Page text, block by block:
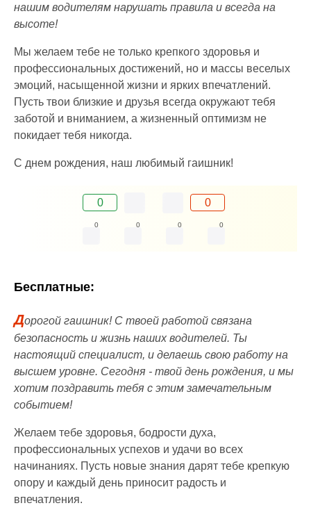
нашим водителям нарушать правила и всегда на
высоте!
Мы желаем тебе не только крепкого здоровья и
профессиональных достижений, но и массы веселых
эмоций, насыщенной жизни и ярких впечатлений.
Пусть твои близкие и друзья всегда окружают тебя
заботой и вниманием, а жизненный оптимизм не
покидает тебя никогда.
С днем рождения, наш любимый гаишник!
0 0
0 0 0 0
Бесплатные:
Дорогой гаишник! С твоей работой связана
безопасность и жизнь наших водителей. Ты
настоящий специалист, и делаешь свою работу на
высшем уровне. Сегодня - твой день рождения, и мы
хотим поздравить тебя с этим замечательным
событием!
Желаем тебе здоровья, бодрости духа,
профессиональных успехов и удачи во всех
начинаниях. Пусть новые знания дарят тебе крепкую
опору и каждый день приносит радость и
впечатления.